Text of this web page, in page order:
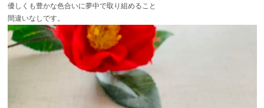
優しくも豊かな色合いに夢中で取り組めること
間違いなしです。